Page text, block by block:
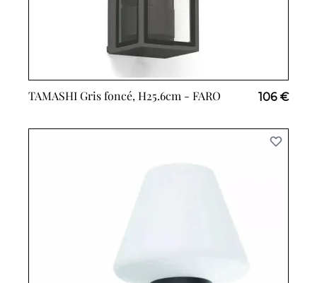
TAMASHI Gris foncé, H25.6cm - FARO 106 €